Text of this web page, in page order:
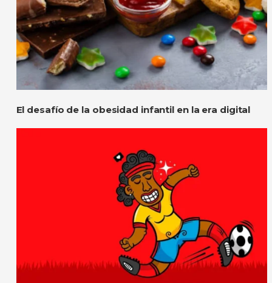
El desafío de la obesidad infantil en la era digital